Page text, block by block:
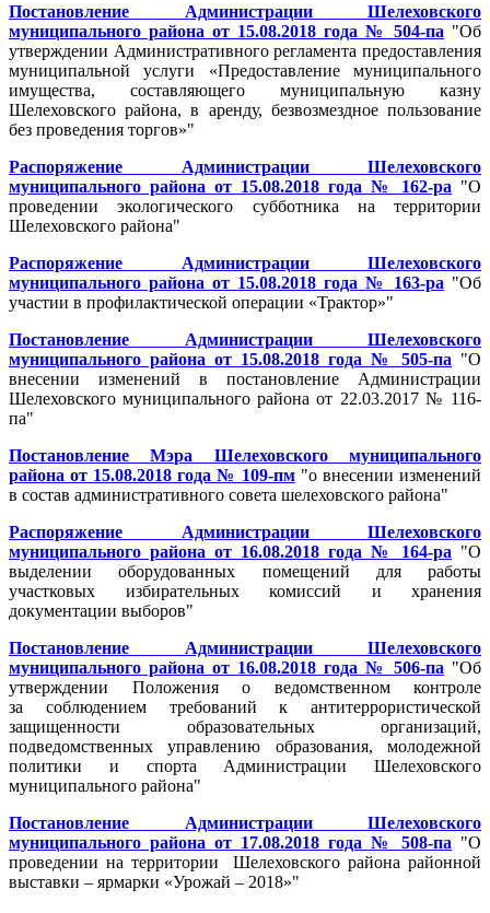
Постановление Администрации Шелеховского
муниципального района от 15.08.2018 года № 504-па "Об
утверждении Административного регламента предоставления
муниципальной услуги «Предоставление муниципального
имущества, составляющего муниципальную казну
Шелеховского района, в аренду, безвозмездное пользование
без проведения торгов»"
Распоряжение Администрации Шелеховского
муниципального района от 15.08.2018 года № 162-ра "О
проведении экологического субботника на территории
Шелеховского района"
Распоряжение Администрации Шелеховского
муниципального района от 15.08.2018 года № 163-ра "Об
участии в профилактической операции «Трактор»"
Постановление Администрации Шелеховского
муниципального района от 15.08.2018 года № 505-па "О
внесении изменений в постановление Администрации
Шелеховского муниципального района от 22.03.2017 № 116-
па"
Постановление Мэра Шелеховского муниципального
района от 15.08.2018 года № 109-пм"о внесении изменений
в состав административного совета шелеховского района"
Распоряжение Администрации Шелеховского
муниципального района от 16.08.2018 года № 164-ра "О
выделении оборудованных помещений для работы
участковых избирательных комиссий и хранения
документации выборов"
Постановление Администрации Шелеховского
муниципального района от 16.08.2018 года № 506-па "Об
утверждении Положения о ведомственном контроле
за соблюдением требований к антитеррористической
защищенности образовательных организаций,
подведомственных управлению образования, молодежной
политики и спорта Администрации Шелеховского
муниципального района"
Постановление Администрации Шелеховского
муниципального района от 17.08.2018 года № 508-па "О
проведении на территории Шелеховского района районной
выставки – ярмарки «Урожай – 2018»"